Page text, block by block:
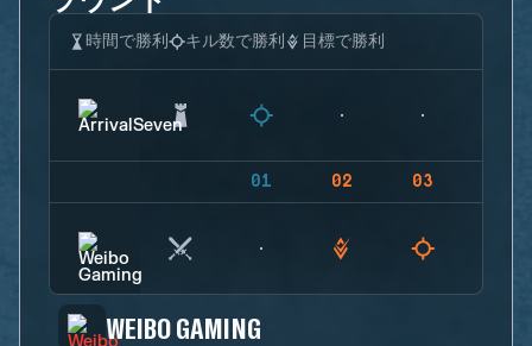
時間で勝利 キル数で勝利 目標で勝利
01 02 03
WEIBO GAMING